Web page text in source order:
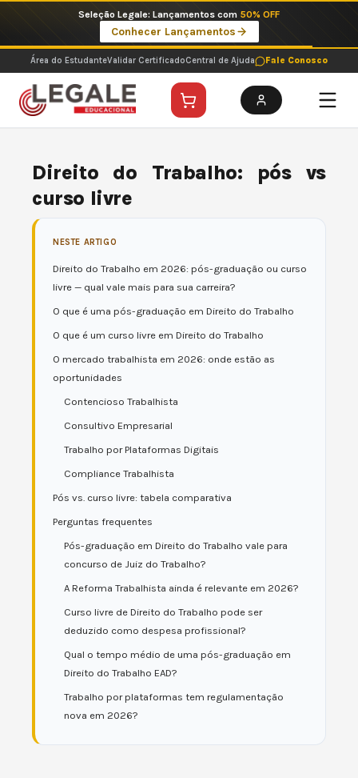
o
conteúdo
Imperdíveis no Pix: Pós Selecionadas a 199 reais no pix em parcela única
Ver ofertas
Área do EstudanteValidar CertificadoCentral de Ajuda Fale Conosco
Direito do Trabalho: pós vs
curso livre
NESTE ARTIGO
Direito do Trabalho em 2026: pós-graduação ou curso
livre — qual vale mais para sua carreira?
O que é uma pós-graduação em Direito do Trabalho
O que é um curso livre em Direito do Trabalho
O mercado trabalhista em 2026: onde estão as
oportunidades
Contencioso Trabalhista
Consultivo Empresarial
Trabalho por Plataformas Digitais
Compliance Trabalhista
Pós vs. curso livre: tabela comparativa
Perguntas frequentes
Pós-graduação em Direito do Trabalho vale para
concurso de Juiz do Trabalho?
A Reforma Trabalhista ainda é relevante em 2026?
Curso livre de Direito do Trabalho pode ser
deduzido como despesa profissional?
Qual o tempo médio de uma pós-graduação em
Direito do Trabalho EAD?
Trabalho por plataformas tem regulamentação
nova em 2026?